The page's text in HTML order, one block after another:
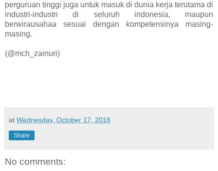
perguruan tinggi juga untuk masuk di dunia kerja terutama di
industri-industri di seluruh indonesia, maupun
berwirausahaa sesuai dengan kompetensinya masing-
masing.
(@mch_zainuri)
at Wednesday, October 17, 2018
Share
No comments: